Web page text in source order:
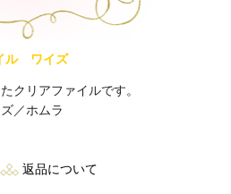
ル ワイズ
クリアファイルです。
／ホムラ
返品について